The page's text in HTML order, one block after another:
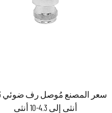
أنثى إلى 4.3-10 أنثى